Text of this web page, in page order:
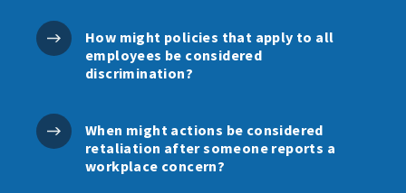
How might policies that apply to all
employees be considered
discrimination?
When might actions be considered
retaliation after someone reports a
workplace concern?